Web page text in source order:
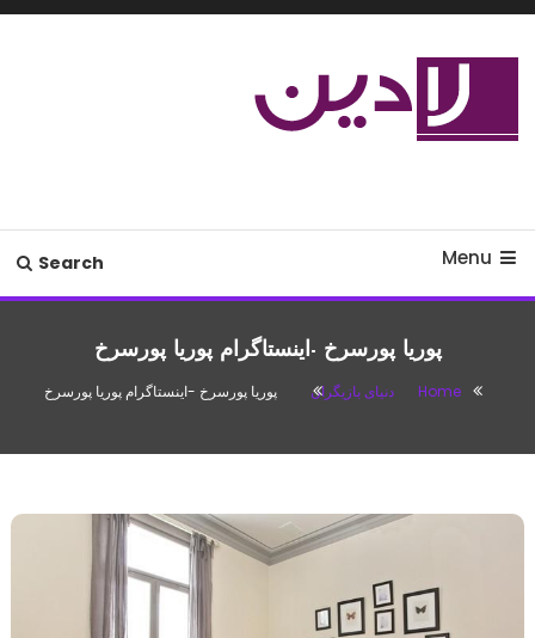
Skip
Menu
Search
پوریا پورسرخ -اینستاگرام پوریا پورسرخ
Home دنیای بازیگران پوریا پورسرخ -اینستاگرام پوریا پورسرخ